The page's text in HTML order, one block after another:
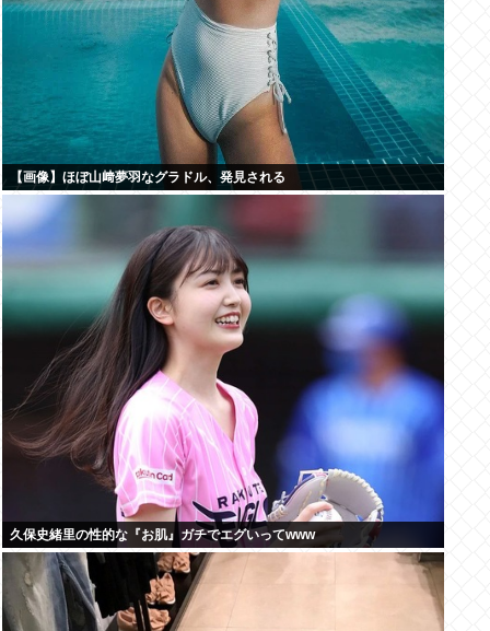
【画像】ほぼ山﨑夢羽なグラドル、発見される
久保史緒里の性的な『お肌』ガチでエグいってwww